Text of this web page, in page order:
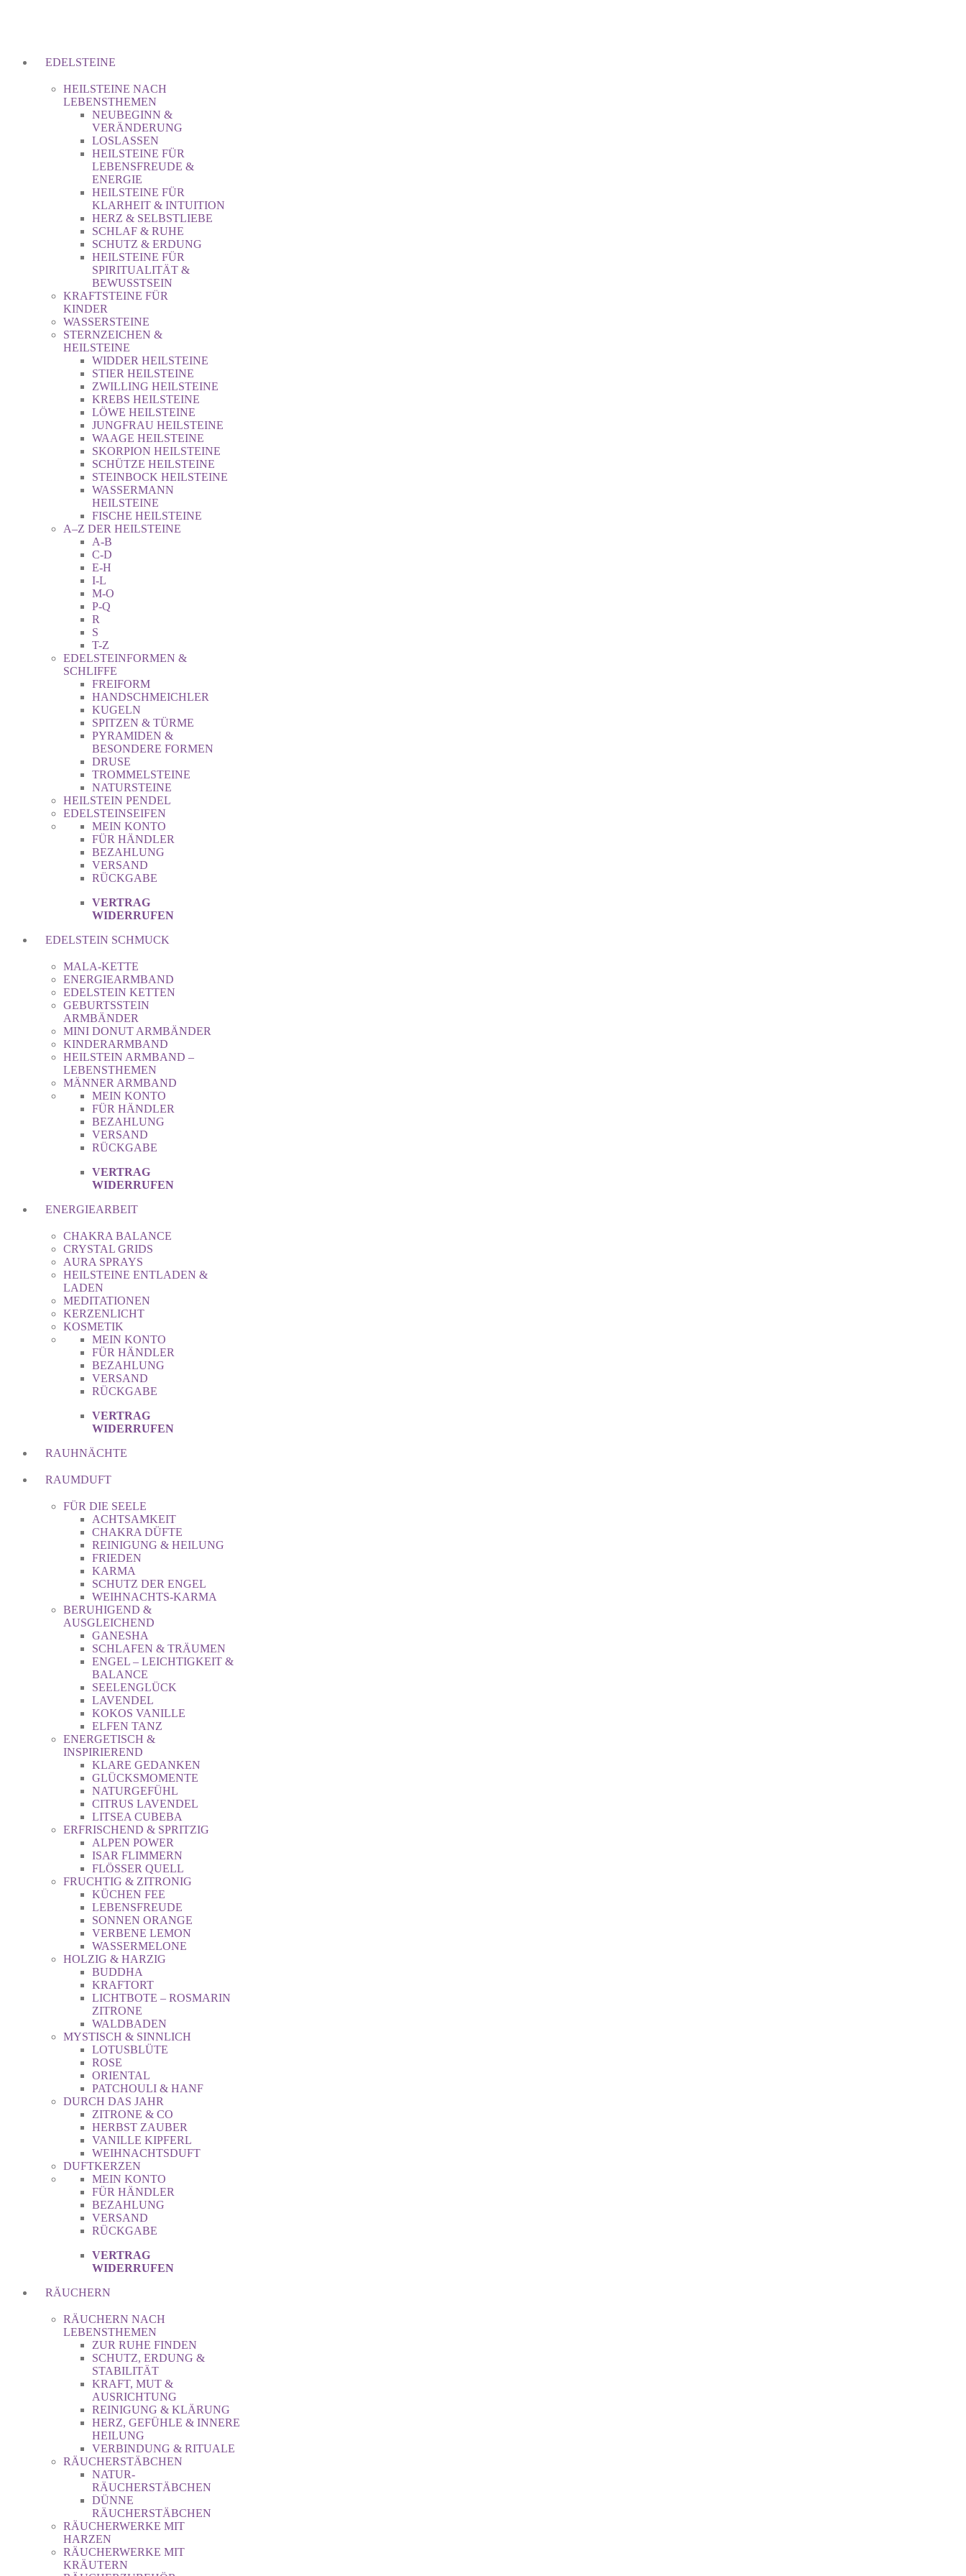
EDELSTEINE
HEILSTEINE NACH
LEBENSTHEMEN
NEUBEGINN &
VERÄNDERUNG
LOSLASSEN
HEILSTEINE FÜR
LEBENSFREUDE &
ENERGIE
HEILSTEINE FÜR
KLARHEIT & INTUITION
HERZ & SELBSTLIEBE
SCHLAF & RUHE
SCHUTZ & ERDUNG
HEILSTEINE FÜR
SPIRITUALITÄT &
BEWUSSTSEIN
KRAFTSTEINE FÜR
KINDER
WASSERSTEINE
STERNZEICHEN &
HEILSTEINE
WIDDER HEILSTEINE
STIER HEILSTEINE
ZWILLING HEILSTEINE
KREBS HEILSTEINE
LÖWE HEILSTEINE
JUNGFRAU HEILSTEINE
WAAGE HEILSTEINE
SKORPION HEILSTEINE
SCHÜTZE HEILSTEINE
STEINBOCK HEILSTEINE
WASSERMANN
HEILSTEINE
FISCHE HEILSTEINE
A–Z DER HEILSTEINE
A-B
C-D
E-H
I-L
M-O
P-Q
R
S
T-Z
EDELSTEINFORMEN &
SCHLIFFE
FREIFORM
HANDSCHMEICHLER
KUGELN
SPITZEN & TÜRME
PYRAMIDEN &
BESONDERE FORMEN
DRUSE
TROMMELSTEINE
NATURSTEINE
HEILSTEIN PENDEL
EDELSTEINSEIFEN
MEIN KONTO
FÜR HÄNDLER
BEZAHLUNG
VERSAND
RÜCKGABE
VERTRAG
WIDERRUFEN
EDELSTEIN SCHMUCK
MALA-KETTE
ENERGIEARMBAND
EDELSTEIN KETTEN
GEBURTSSTEIN
ARMBÄNDER
MINI DONUT ARMBÄNDER
KINDERARMBAND
HEILSTEIN ARMBAND –
LEBENSTHEMEN
MÄNNER ARMBAND
MEIN KONTO
FÜR HÄNDLER
BEZAHLUNG
VERSAND
RÜCKGABE
VERTRAG
WIDERRUFEN
ENERGIEARBEIT
CHAKRA BALANCE
CRYSTAL GRIDS
AURA SPRAYS
HEILSTEINE ENTLADEN &
LADEN
MEDITATIONEN
KERZENLICHT
KOSMETIK
MEIN KONTO
FÜR HÄNDLER
BEZAHLUNG
VERSAND
RÜCKGABE
VERTRAG
WIDERRUFEN
RAUHNÄCHTE
RAUMDUFT
FÜR DIE SEELE
ACHTSAMKEIT
CHAKRA DÜFTE
REINIGUNG & HEILUNG
FRIEDEN
KARMA
SCHUTZ DER ENGEL
WEIHNACHTS-KARMA
BERUHIGEND &
AUSGLEICHEND
GANESHA
SCHLAFEN & TRÄUMEN
ENGEL – LEICHTIGKEIT &
BALANCE
SEELENGLÜCK
LAVENDEL
KOKOS VANILLE
ELFEN TANZ
ENERGETISCH &
INSPIRIEREND
KLARE GEDANKEN
GLÜCKSMOMENTE
NATURGEFÜHL
CITRUS LAVENDEL
LITSEA CUBEBA
ERFRISCHEND & SPRITZIG
ALPEN POWER
ISAR FLIMMERN
FLÖSSER QUELL
FRUCHTIG & ZITRONIG
KÜCHEN FEE
LEBENSFREUDE
SONNEN ORANGE
VERBENE LEMON
WASSERMELONE
HOLZIG & HARZIG
BUDDHA
KRAFTORT
LICHTBOTE – ROSMARIN
ZITRONE
WALDBADEN
MYSTISCH & SINNLICH
LOTUSBLÜTE
ROSE
ORIENTAL
PATCHOULI & HANF
DURCH DAS JAHR
ZITRONE & CO
HERBST ZAUBER
VANILLE KIPFERL
WEIHNACHTSDUFT
DUFTKERZEN
MEIN KONTO
FÜR HÄNDLER
BEZAHLUNG
VERSAND
RÜCKGABE
VERTRAG
WIDERRUFEN
RÄUCHERN
RÄUCHERN NACH
LEBENSTHEMEN
ZUR RUHE FINDEN
SCHUTZ, ERDUNG &
STABILITÄT
KRAFT, MUT &
AUSRICHTUNG
REINIGUNG & KLÄRUNG
HERZ, GEFÜHLE & INNERE
HEILUNG
VERBINDUNG & RITUALE
RÄUCHERSTÄBCHEN
NATUR-
RÄUCHERSTÄBCHEN
DÜNNE
RÄUCHERSTÄBCHEN
RÄUCHERWERKE MIT
HARZEN
RÄUCHERWERKE MIT
KRÄUTERN